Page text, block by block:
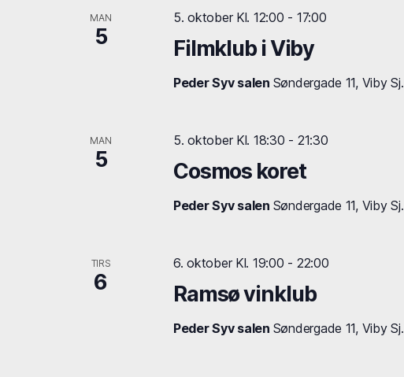
MAN
5
5. oktober Kl. 12:00 - 17:00
Filmklub i Viby
Peder Syv salen Søndergade 11, Viby Sj.
MAN
5
5. oktober Kl. 18:30 - 21:30
Cosmos koret
Peder Syv salen Søndergade 11, Viby Sj.
TIRS
6
6. oktober Kl. 19:00 - 22:00
Ramsø vinklub
Peder Syv salen Søndergade 11, Viby Sj.